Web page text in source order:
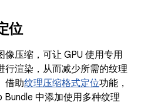
位
像压缩，可让 GPU 使用专用
行渲染，从而减少所需的纹理
借助纹理压缩格式定位功能，
Bundle 中添加使用多种纹理